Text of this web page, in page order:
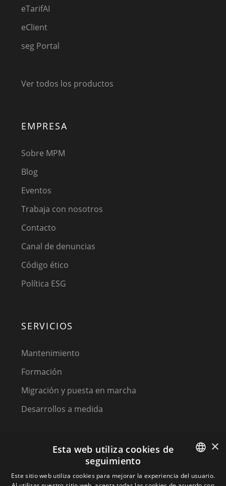
eTarifAI
eClient
seg Portal
Ver todos los productos
EMPRESA
Sobre MPM
Blog
Eventos
Trabaja con nosotros
Contacto
Canal de denuncias
Código ético
Política ESG
SERVICIOS
Mantenimiento
Formación
Migración y puesta en marcha
Desarrollos a medida
SPANISH
×
Esta web utiliza cookies de
seguimiento
Este sitio web utiliza cookies para mejorar la experiencia del usuario.